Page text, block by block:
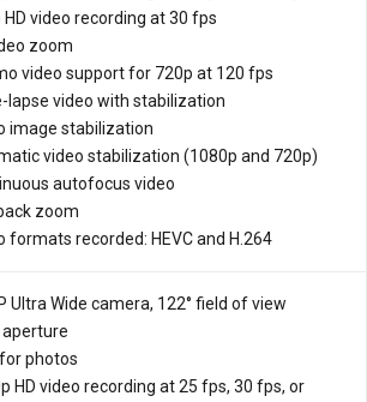
HD video recording at 30 fps
zoom
video support for 720p at 120 fps
lapse video with stabilization
image stabilization
video stabilization (1080p and 720p)
autofocus video
zoom
formats recorded: HEVC and H.264
Ultra Wide camera, 122° field of view
aperture
for photos
HD video recording at 25 fps, 30 fps, or